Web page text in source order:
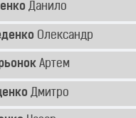
Данило
Олександр
Артем
Дмитро